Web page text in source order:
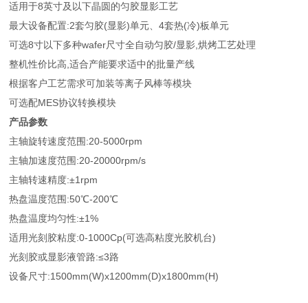
适用于8英寸及以下晶圆的匀胶显影工艺
最大设备配置:2套匀胶(显影)单元、4套热(冷)板单元
可选8寸以下多种wafer尺寸全自动匀胶/显影,烘烤工艺处理
整机性价比高,适合产能要求适中的批量产线
根据客户工艺需求可加装等离子风棒等模块
可选配MES协议转换模块
产品参数
主轴旋转速度范围:20-5000rpm
主轴加速度范围:20-20000rpm/s
主轴转速精度:±1rpm
热盘温度范围:50℃-200℃
热盘温度均匀性:±1%
适用光刻胶粘度:0-1000Cp(可选高粘度光胶机台)
光刻胶或显影液管路:≤3路
设备尺寸:1500mm(W)x1200mm(D)x1800mm(H)